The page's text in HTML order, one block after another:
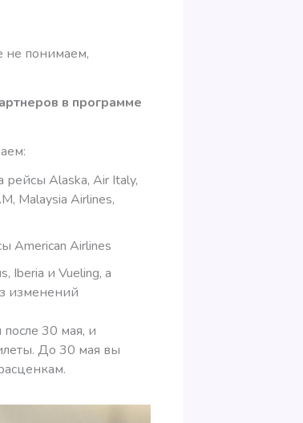
не понимаем,
в программе
Alaska, Air Italy,
Malaysia Airlines,
American Airlines
Iberia и Vueling, а
изменений
30 мая, и
До 30 мая вы